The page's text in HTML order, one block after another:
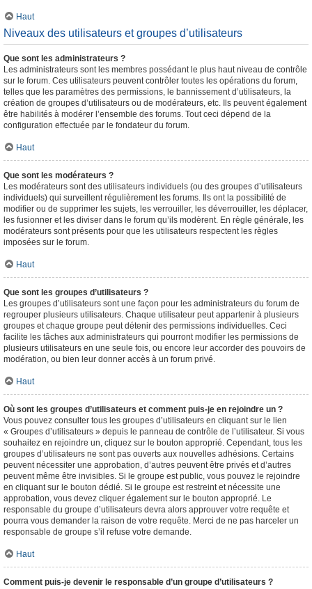
Haut
Niveaux des utilisateurs et groupes d’utilisateurs
Que sont les administrateurs ?
Les administrateurs sont les membres possédant le plus haut niveau de contrôle
sur le forum. Ces utilisateurs peuvent contrôler toutes les opérations du forum,
telles que les paramètres des permissions, le bannissement d’utilisateurs, la
création de groupes d’utilisateurs ou de modérateurs, etc. Ils peuvent également
être habilités à modérer l’ensemble des forums. Tout ceci dépend de la
configuration effectuée par le fondateur du forum.
Haut
Que sont les modérateurs ?
Les modérateurs sont des utilisateurs individuels (ou des groupes d’utilisateurs
individuels) qui surveillent régulièrement les forums. Ils ont la possibilité de
modifier ou de supprimer les sujets, les verrouiller, les déverrouiller, les déplacer,
les fusionner et les diviser dans le forum qu’ils modèrent. En règle générale, les
modérateurs sont présents pour que les utilisateurs respectent les règles
imposées sur le forum.
Haut
Que sont les groupes d’utilisateurs ?
Les groupes d’utilisateurs sont une façon pour les administrateurs du forum de
regrouper plusieurs utilisateurs. Chaque utilisateur peut appartenir à plusieurs
groupes et chaque groupe peut détenir des permissions individuelles. Ceci
facilite les tâches aux administrateurs qui pourront modifier les permissions de
plusieurs utilisateurs en une seule fois, ou encore leur accorder des pouvoirs de
modération, ou bien leur donner accès à un forum privé.
Haut
Où sont les groupes d’utilisateurs et comment puis-je en rejoindre un ?
Vous pouvez consulter tous les groupes d’utilisateurs en cliquant sur le lien
« Groupes d’utilisateurs » depuis le panneau de contrôle de l’utilisateur. Si vous
souhaitez en rejoindre un, cliquez sur le bouton approprié. Cependant, tous les
groupes d’utilisateurs ne sont pas ouverts aux nouvelles adhésions. Certains
peuvent nécessiter une approbation, d’autres peuvent être privés et d’autres
peuvent même être invisibles. Si le groupe est public, vous pouvez le rejoindre
en cliquant sur le bouton dédié. Si le groupe est restreint et nécessite une
approbation, vous devez cliquer également sur le bouton approprié. Le
responsable du groupe d’utilisateurs devra alors approuver votre requête et
pourra vous demander la raison de votre requête. Merci de ne pas harceler un
responsable de groupe s’il refuse votre demande.
Haut
Comment puis-je devenir le responsable d’un groupe d’utilisateurs ?